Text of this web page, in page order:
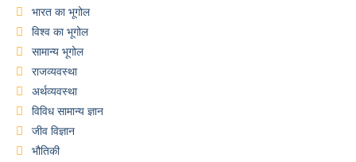
भारत का भूगोल
विश्व का भूगोल
सामान्य भूगोल
राजव्यवस्था
अर्थव्यवस्था
विविध सामान्य ज्ञान
जीव विज्ञान
भौतिकी